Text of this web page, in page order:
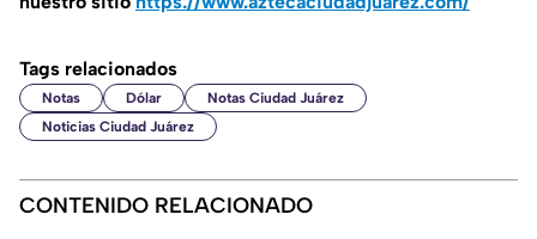
Tags relacionados
Notas Dólar
Notas Ciudad Juárez
Noticias Ciudad Juárez
CONTENIDO RELACIONADO